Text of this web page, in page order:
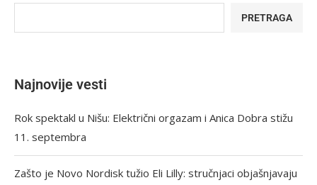
PRETRAGA
Najnovije vesti
Rok spektakl u Nišu: Električni orgazam i Anica Dobra stižu
11. septembra
Zašto je Novo Nordisk tužio Eli Lilly: stručnjaci objašnjavaju